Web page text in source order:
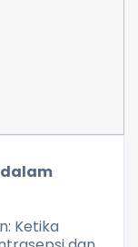
dalam
Ketika